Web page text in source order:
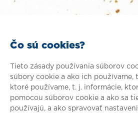
Čo sú cookies?
Tieto zásady používania súborov
súbory cookie a ako ich používame,
ktoré používame, t. j. informácie,
pomocou súborov cookie a ako sa
používajú, a ako spravovať